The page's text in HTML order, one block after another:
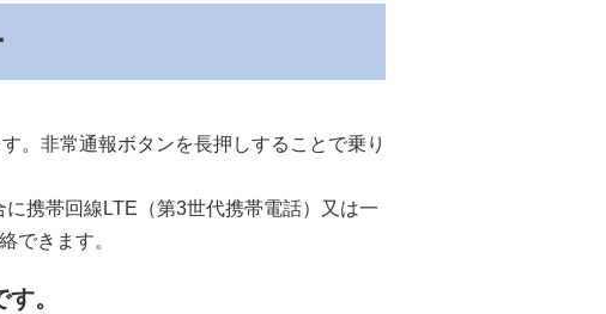
。非常通報ボタンを長押しすることで乗り
携帯回線LTE（第3世代携帯電話）又は一
できます。
。